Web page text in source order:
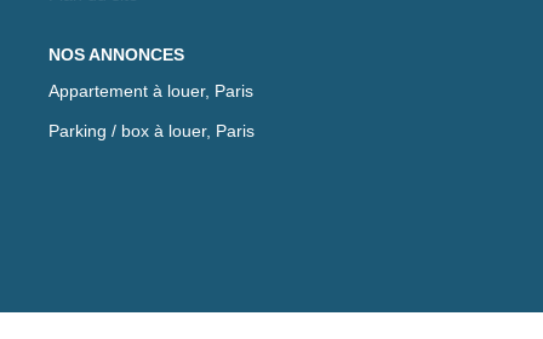
NOS ANNONCES
Appartement à louer, Paris
Parking / box à louer, Paris